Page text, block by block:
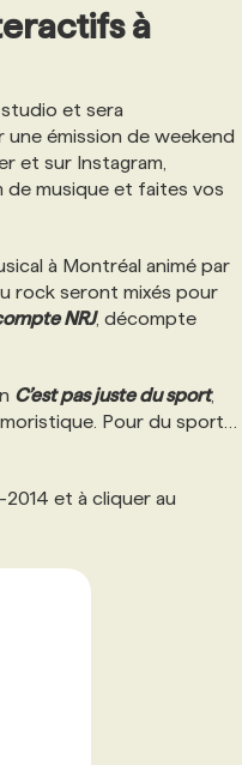
à
et sera
une émission de weekend
et sur Instagram,
de musique et faites vos
à Montréal animé par
rock seront mixés pour
NRJ, décompte
C’est pas juste du sport,
Pour du sport…
et à cliquer au